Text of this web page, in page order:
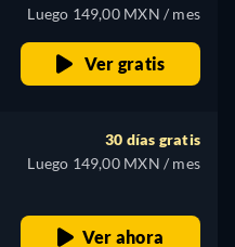
Luego 149,00 MXN / mes
Ver gratis
30 días gratis
Luego 149,00 MXN / mes
Ver ahora